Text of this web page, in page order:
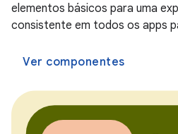
elementos básicos para uma
consistente em todos os apps
Ver componentes